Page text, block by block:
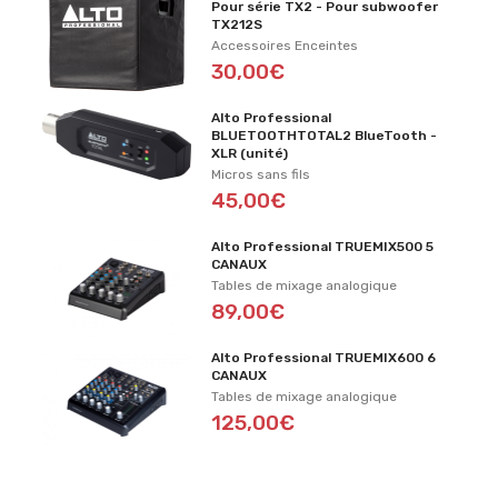
Pour série TX2 - Pour subwoofer
TX212S
Accessoires Enceintes
30,00€
Alto Professional
BLUETOOTHTOTAL2 BlueTooth -
XLR (unité)
Micros sans fils
45,00€
Alto Professional TRUEMIX500 5
CANAUX
Tables de mixage analogique
89,00€
Alto Professional TRUEMIX600 6
CANAUX
Tables de mixage analogique
125,00€